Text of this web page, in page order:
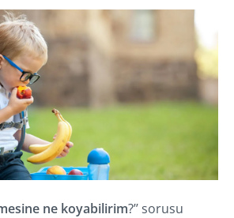
ne koyabilirim?’’ sorusu